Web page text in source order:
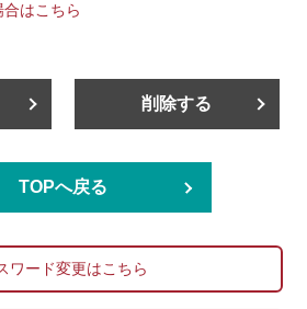
はこちら
削除する
TOPへ戻る
ワード変更はこちら